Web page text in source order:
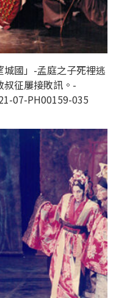
國」-孟庭之子死裡逃
叔征屢接敗訊。-
07-PH00159-035